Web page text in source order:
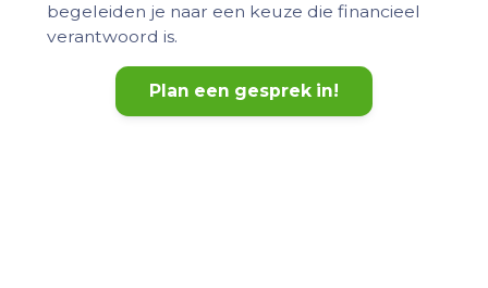
begeleiden je naar een keuze die financieel
verantwoord is.
Plan een gesprek in!